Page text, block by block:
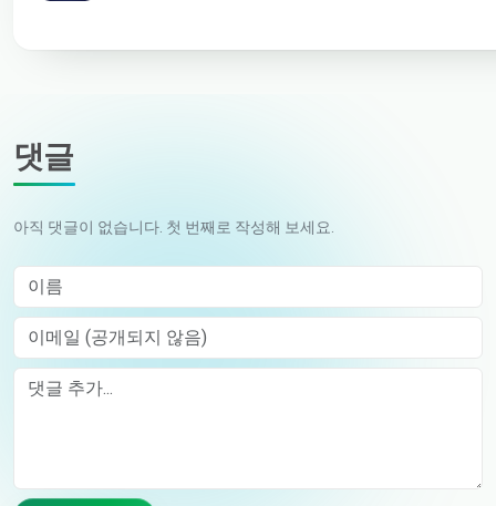
댓글
아직 댓글이 없습니다. 첫 번째로 작성해 보세요.
이름
이메일 (공개되지 않음)
Comment